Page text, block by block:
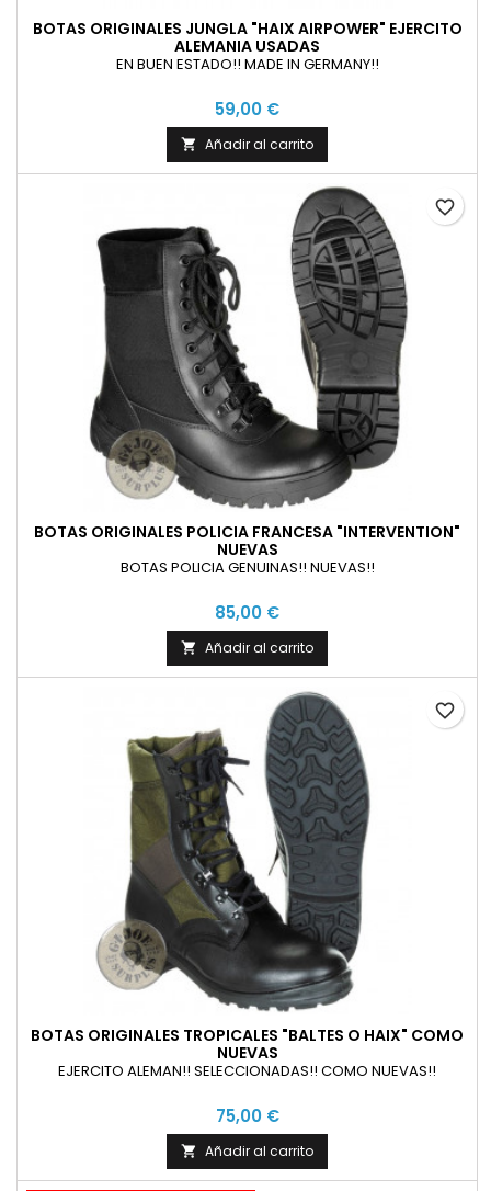
BOTAS ORIGINALES JUNGLA "HAIX AIRPOWER" EJERCITO
ALEMANIA USADAS
EN BUEN ESTADO!! MADE IN GERMANY!!
59,00 €
 Añadir al carrito
BOTAS ORIGINALES POLICIA FRANCESA "INTERVENTION"
NUEVAS
BOTAS POLICIA GENUINAS!! NUEVAS!!
85,00 €
 Añadir al carrito
favorite_border
BOTAS ORIGINALES TROPICALES "BALTES O HAIX" COMO
NUEVAS
EJERCITO ALEMAN!! SELECCIONADAS!! COMO NUEVAS!!
75,00 €
 Añadir al carrito
favorite_border